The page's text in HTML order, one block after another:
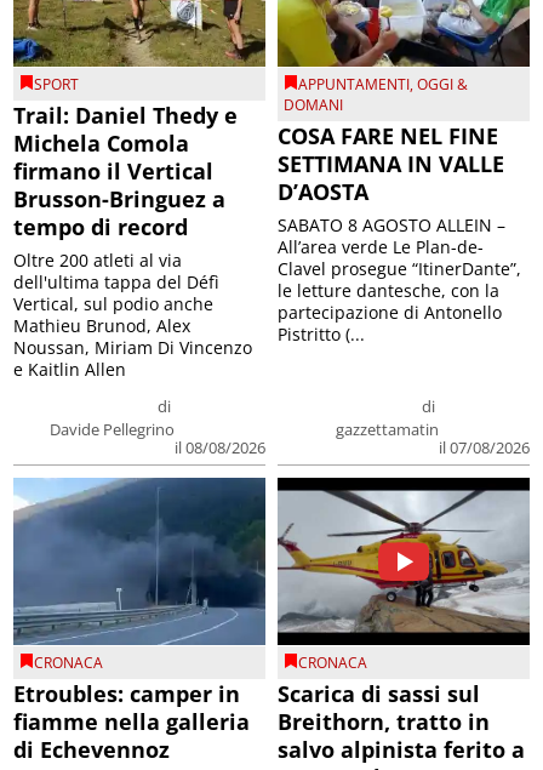
SPORT
Trail: Daniel Thedy e
Michela Comola
firmano il Vertical
Brusson-Bringuez a
tempo di record
di
Davide Pellegrino
il 08/08/2026
Oltre 200 atleti al via
dell'ultima tappa del Défì
Vertical, sul podio anche
Mathieu Brunod, Alex
Noussan, Miriam Di Vincenzo
e Kaitlin Allen
APPUNTAMENTI,OGGI &
DOMANI
COSA FARE NEL FINE
SETTIMANA IN VALLE
D’AOSTA
di
gazzettamatin
il 07/08/2026
SABATO 8 AGOSTO ALLEIN –
All’area verde Le Plan-de-
Clavel prosegue “ItinerDante”,
le letture dantesche, con la
partecipazione di Antonello
Pistritto (...
CRONACA
Etroubles: camper in
fiamme nella galleria
di Echevennoz
CRONACA
Scarica di sassi sul
Breithorn, tratto in
salvo alpinista ferito a